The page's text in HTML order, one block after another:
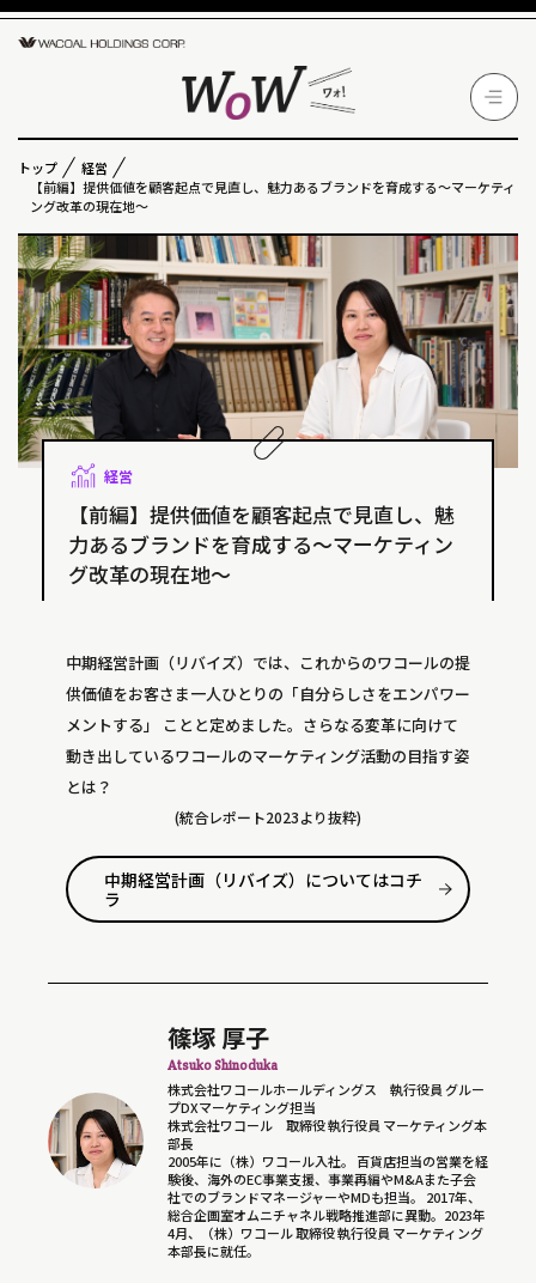
トップ
経営
【前編】提供価値を顧客起点で見直し、魅力あるブランドを育成する～マーケティ
ング改革の現在地～
経営
【前編】提供価値を顧客起点で見直し、魅
力あるブランドを育成する～マーケティン
グ改革の現在地～
中期経営計画（リバイズ）では、これからのワコールの提
供価値をお客さま一人ひとりの「自分らしさをエンパワー
メントする」
ことと定めました。さらなる変革に向けて
動き出しているワコールのマーケティング活動の目指す姿
とは？
(統合レポート2023より抜粋)
中期経営計画（リバイズ）についてはコチ
ラ
篠塚 厚子
Atsuko Shinoduka
株式会社ワコールホールディングス 執行役員 グルー
プDXマーケティング担当
株式会社ワコール 取締役 執行役員 マーケティング本
部長
2005年に（株）ワコール入社。 百貨店担当の営業を経
験後、海外のEC事業支援、事業再編やM&Aまた子会
社でのブランドマネージャーやMDも担当。 2017年、
総合企画室オムニチャネル戦略推進部に異動。2023年
4月、（株）ワコール 取締役 執行役員 マーケティング
本部長に就任。